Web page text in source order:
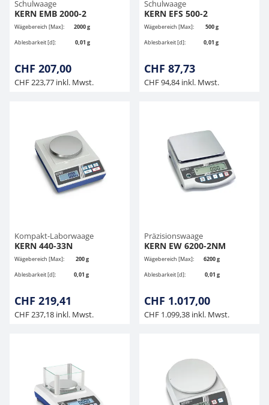
Schulwaage
KERN EMB 2000-2
Wägebereich [Max]:
2000 g
Ablesbarkeit [d]:
0,01 g
CHF 207,00
CHF 223,77 inkl. Mwst.
Schulwaage
KERN EFS 500-2
Wägebereich [Max]:
500 g
Ablesbarkeit [d]:
0,01 g
CHF 87,73
CHF 94,84 inkl. Mwst.
Kompakt-Laborwaage
KERN 440-33N
Wägebereich [Max]:
200 g
Ablesbarkeit [d]:
0,01 g
CHF 219,41
CHF 237,18 inkl. Mwst.
Präzisionswaage
KERN EW 6200-2NM
Wägebereich [Max]:
6200 g
Ablesbarkeit [d]:
0,01 g
CHF 1.017,00
CHF 1.099,38 inkl. Mwst.